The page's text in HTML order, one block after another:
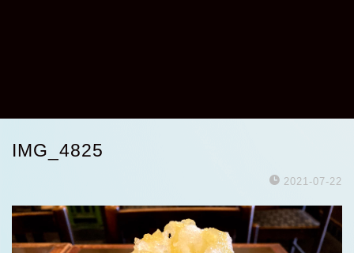
IMG_4825
2021-07-22